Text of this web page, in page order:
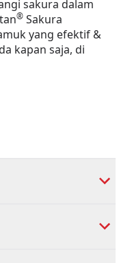
sakura dalam
® Sakura
yang efektif &
kapan saja, di